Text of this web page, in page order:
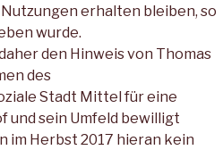
erhalten bleiben, so
wurde.
den Hinweis von Thomas
des
Stadt Mittel für eine
und sein Umfeld bewilligt
im Herbst 2017 hieran kein